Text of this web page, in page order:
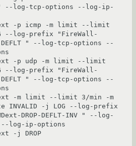
" --log-tcp-options --log-ip-
-p icmp -m limit --limit
--log-prefix "FireWall-
DEFLT " --log-tcp-options --
-p udp -m limit --limit
--log-prefix "FireWall-
DEFLT " --log-tcp-options --
-m limit --limit 3/min -m
INVALID -j LOG --log-prefix
DROP-DEFLT-INV " --log-
log-ip-options
-j DROP